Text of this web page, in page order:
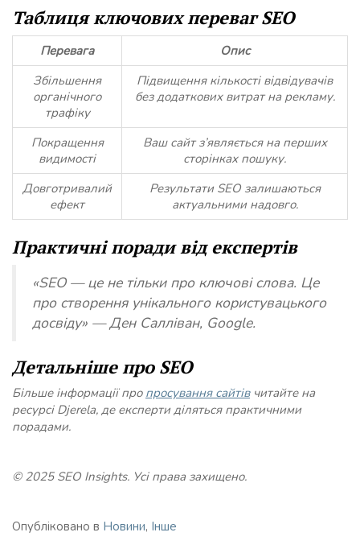
Таблиця ключових переваг SEO
Перевага
Опис
Збільшення
органічного
трафіку
Підвищення кількості відвідувачів
без додаткових витрат на рекламу.
Покращення
видимості
Ваш сайт з’являється на перших
сторінках пошуку.
Довготривалий
ефект
Результати SEO залишаються
актуальними надовго.
Практичні поради від експертів
«SEO — це не тільки про ключові слова. Це
про створення унікального користувацького
досвіду» — Ден Салліван, Google.
Детальніше про SEO
Більше інформації про просування сайтівчитайте на
ресурсі Djerela, де експерти діляться практичними
порадами.
© 2025 SEO Insights. Усі права захищено.
Опубліковано в Новини, Інше